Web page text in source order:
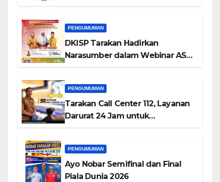
PENGUMUMAN
DKISP Tarakan Hadirkan
Narasumber dalam Webinar ASN
PENGUMUMAN
Tarakan Call Center 112, Layanan
Darurat 24 Jam untuk
PENGUMUMAN
Ayo Nobar Semifinal dan Final
Piala Dunia 2026